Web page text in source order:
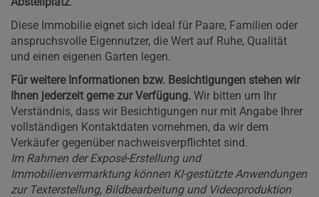
Diese Immobilie eignet sich ideal für Paare, Familien oder
anspruchsvolle Eigennutzer, die Wert auf Ruhe, Qualität
und einen eigenen Garten legen.
Für weitere Informationen bzw. Besichtigungen stehen wir
Ihnen jederzeit gerne zur Verfügung. Wir bitten um Ihr
Verständnis, dass wir Besichtigungen nur mit Angabe Ihrer
vollständigen Kontaktdaten vornehmen, da wir dem
Verkäufer gegenüber nachweisverpflichtet sind.
Im Rahmen der Exposé-Erstellung und
Immobilienvermarktung können KI-gestützte Anwendungen
zur Texterstellung, Bildbearbeitung und Videoproduktion